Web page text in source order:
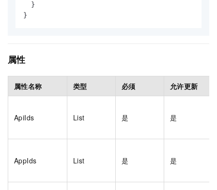
}
}
属性
属性名称 类型 必须 允许更新
ApiIds List 是 是
AppIds List 是 是